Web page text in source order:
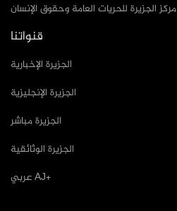
مركز الجزيرة للحريات العامة وحقوق الإنسان
قنواتنا
الجزيرة الإخبارية
الجزيرة الإنجليزية
الجزيرة مباشر
الجزيرة الوثائقية
عربي AJ+